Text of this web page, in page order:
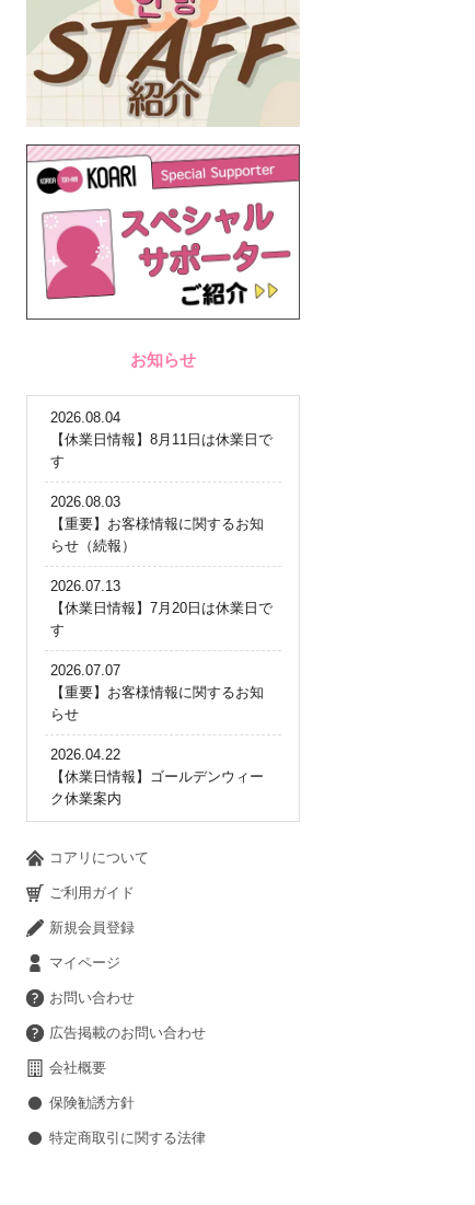
お知らせ
2026.08.04
【休業日情報】8月11日は休業日で
す
2026.08.03
【重要】お客様情報に関するお知
らせ（続報）
2026.07.13
【休業日情報】7月20日は休業日で
す
2026.07.07
【重要】お客様情報に関するお知
らせ
2026.04.22
【休業日情報】ゴールデンウィー
ク休業案内
コアリについて
ご利用ガイド
新規会員登録
マイページ
お問い合わせ
広告掲載のお問い合わせ
会社概要
保険勧誘方針
特定商取引に関する法律